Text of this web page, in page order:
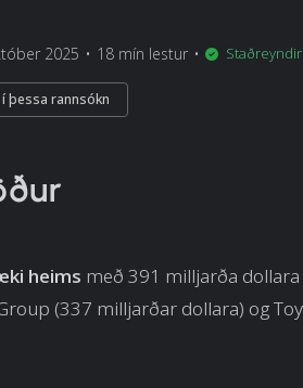
2025 • 18 mín lestur •
í þessa rannsókn
heims með 391 milljarða
(337 milljarðar dollara) og